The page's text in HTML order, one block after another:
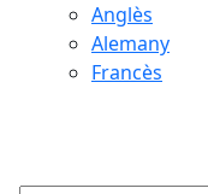
Anglès
Alemany
Francès